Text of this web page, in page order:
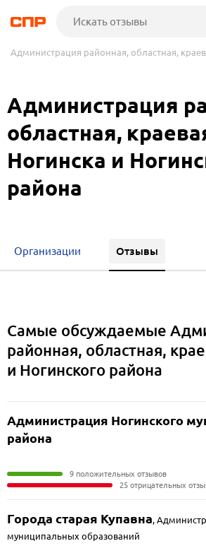
Администрация районная, областная,
Администрация
областная,
Ногинска и
района
Организации Отзывы
Самые обсуждаемые
районная, областная,
и Ногинского района
Администрация Ногинского
района
9 положительных отзывов
25 отрицательных
Города старая Купавна,
муниципальных образований